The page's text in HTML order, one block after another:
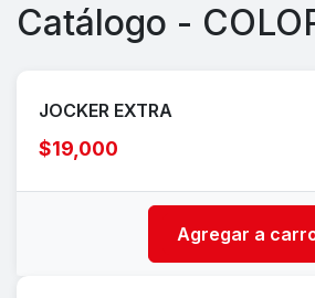
Catálogo -
JOCKER EXTRA
$19,000
Agregar a